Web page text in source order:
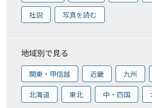
社説 写真を読む
地域別で見る
関東・甲信越 近畿 九州
北海道 東北 中・四国